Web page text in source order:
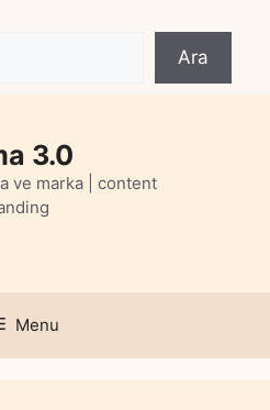
Ara
3.0
ve marka | content
Menu